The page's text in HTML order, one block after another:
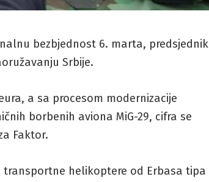
bezbjednost 6. marta, predsjednik
Srbije.
a sa procesom modernizacije
borbenih aviona MiG-29, cifra se
Faktor.
helikoptere od Erbasa tipa